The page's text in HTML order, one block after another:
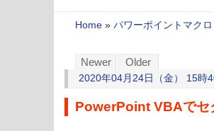
Home » パワーポイントマク
Newer Older
2020年04月24日（金） 15時
PowerPoint VBAでセ